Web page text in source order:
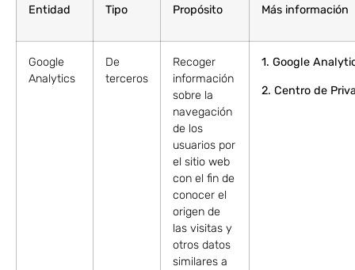
Entidad Tipo Propósito Más información
Google
Analytics
De
terceros
Recoger
información
sobre la
navegación
de los
usuarios por
el sitio web
con el fin de
conocer el
origen de
las visitas y
otros datos
similares a
1. Google
2. Centro de